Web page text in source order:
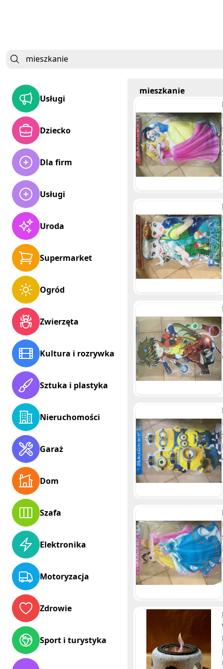
Usługi
Dziecko
Dla firm
Usługi
Uroda
Supermarket
Ogród
Zwierzęta
Kultura i rozrywka
Sztuka i plastyka
Nieruchomości
Garaż
Dom
Szafa
Elektronika
Motoryzacja
Zdrowie
Sport i turystyka
mieszkanie